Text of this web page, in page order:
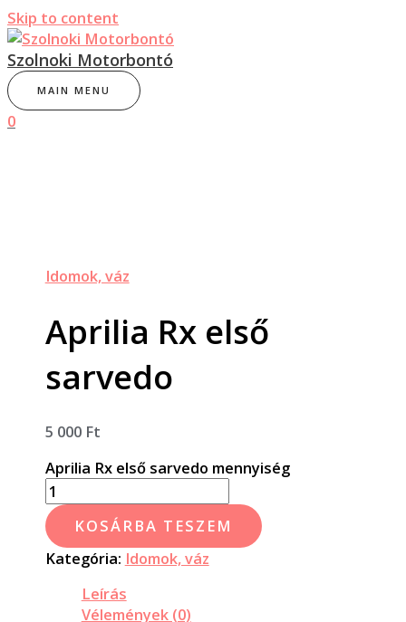
Skip to content
Szolnoki Motorbontó
MAIN MENU
0
Idomok, váz
Aprilia Rx első
sarvedo
5 000 Ft
Aprilia Rx első sarvedo mennyiség
KOSÁRBA TESZEM
Kategória: Idomok, váz
Leírás
Vélemények (0)